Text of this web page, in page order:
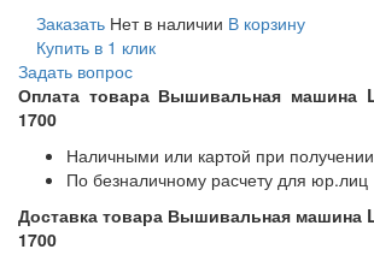
Заказать Нет в наличии В корзину
Купить в 1 клик
Задать вопрос
Оплата товара Вышивальная машина
1700
Наличными или картой при
По безналичному расчету для юр.лиц
Доставка товара Вышивальная машина
1700